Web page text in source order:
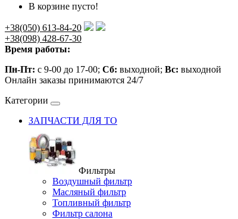
В корзине пусто!
+38(050) 613-84-20
+38(098) 428-67-30
Время работы:
Пн-Пт: с 9-00 до 17-00; Сб: выходной; Вс: выходной
Онлайн заказы принимаются 24/7
Категории
ЗАПЧАСТИ ДЛЯ ТО
Фильтры
Воздушный фильтр
Масляный фильтр
Топливный фильтр
Фильтр салона